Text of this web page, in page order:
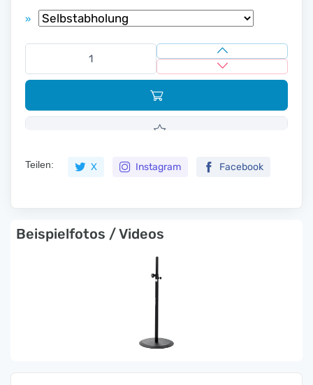
»
Teilen: X Instagram Facebook
Beispielfotos / Videos